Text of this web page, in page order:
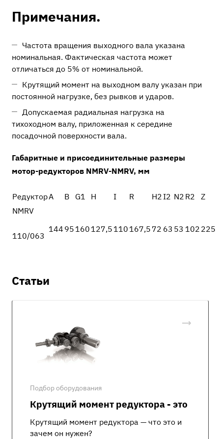
Примечания.
Частота вращения выходного вала указана
номинальная. Фактическая частота может
отличаться до 5% от номинальной.
Крутящий момент на выходном валу указан при
постоянной нагрузке, без рывков и ударов.
Допускаемая радиальная нагрузка на
тихоходном валу, приложенная к середине
посадочной поверхности вала.
Габаритные и присоединительные размеры
мотор-редукторов NMRV-NMRV, мм
РедукторA В G1 H I R H2 I2 N2 R2
Z
NMRV
110/063
144 95 160 127,5 110 167,5 72 63 53 102 225
Статьи
Подбор оборудования
Крутящий момент редуктора - это
Крутящий момент редуктора — что это и
зачем он нужен?